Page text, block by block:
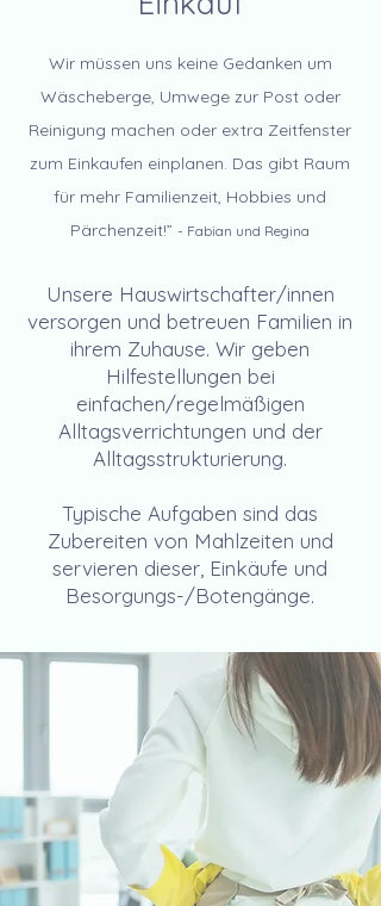
Wir müssen uns keine Gedanken um
Wäscheberge, Umwege zur Post oder
Reinigung machen oder extra Zeitfenster
zum Einkaufen einplanen. Das gibt Raum
für mehr Familienzeit, Hobbies und
Pärchenzeit!” - Fabian und Regina
Unsere Hauswirtschafter/innen
versorgen und betreuen Familien in
ihrem Zuhause. Wir geben
Hilfestellungen bei
einfachen/regelmäßigen
Alltagsverrichtungen und der
Alltagsstrukturierung.
Typische Aufgaben sind das
Zubereiten von Mahlzeiten und
servieren dieser, Einkäufe und
Besorgungs-/Botengänge.